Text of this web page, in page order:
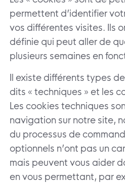
permettent d’identifier
vos différentes visites. Ils
définie qui peut aller de
plusieurs semaines en
Il existe différents types
dits « techniques » et les
Les cookies techniques
navigation sur notre site,
du processus de
optionnels n’ont pas un
mais peuvent vous aider
en vous permettant, par